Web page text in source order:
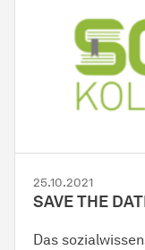
25.10.2021
SAVE THE
Das